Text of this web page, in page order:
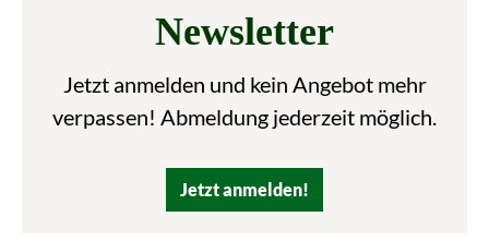
Newsletter
Jetzt anmelden und kein Angebot mehr
verpassen! Abmeldung jederzeit möglich.
Jetzt anmelden!